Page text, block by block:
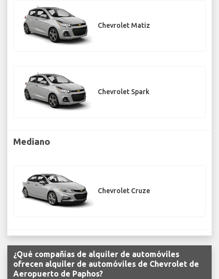
Chevrolet Matiz
Chevrolet Spark
Mediano
Chevrolet Cruze
¿Qué compañías de alquiler de automóviles
ofrecen alquiler de automóviles de Chevrolet de
Aeropuerto de Paphos?